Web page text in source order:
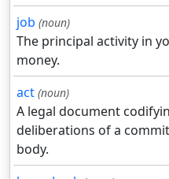
job (noun)
The principal activity in
money.
act (noun)
A legal document
deliberations of a
body.